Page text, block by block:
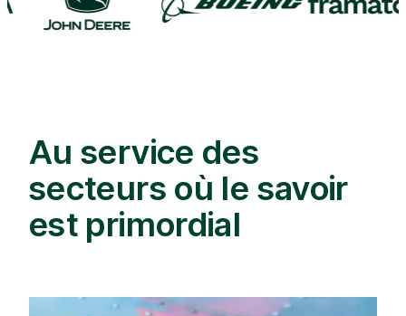
Au service des
secteurs où le savoir
est primordial